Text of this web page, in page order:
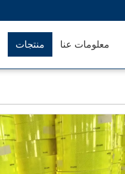
منتجات معلومات عنا